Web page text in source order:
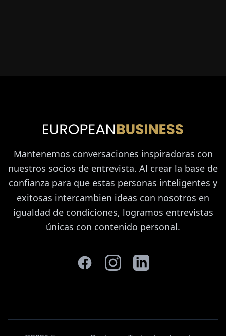
Mantenemos conversaciones inspiradoras con
nuestros socios de entrevista. Al crear la base de
confianza para que estas personas inteligentes y
exitosas intercambien ideas con nosotros en
igualdad de condiciones, logramos entrevistas
únicas con contenido personal.